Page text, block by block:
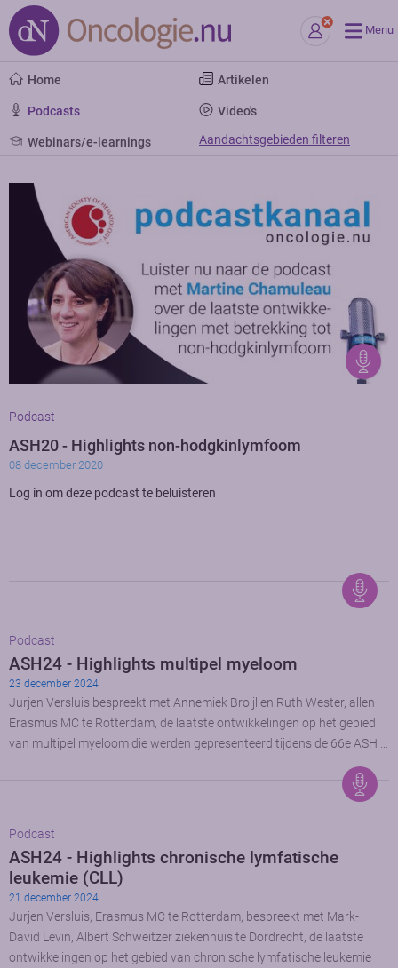
Menu
Home Artikelen
Podcasts Video's
Webinars/e-learnings Aandachtsgebieden filteren
Podcast
ASH20 - Highlights non-hodgkinlymfoom
08 december 2020
Log in om deze podcast te beluisteren
Podcast
ASH24 - Highlights multipel myeloom
23 december 2024
Jurjen Versluis bespreekt met Annemiek Broijl en Ruth Wester, allen
Erasmus MC te Rotterdam, de laatste ontwikkelingen op het gebied
van multipel myeloom die werden gepresenteerd tijdens de 66e ASH …
Podcast
ASH24 - Highlights chronische lymfatische
leukemie (CLL)
21 december 2024
Jurjen Versluis, Erasmus MC te Rotterdam, bespreekt met Mark-
David Levin, Albert Schweitzer ziekenhuis te Dordrecht, de laatste
ontwikkelingen op het gebied van chronische lymfatische leukemie